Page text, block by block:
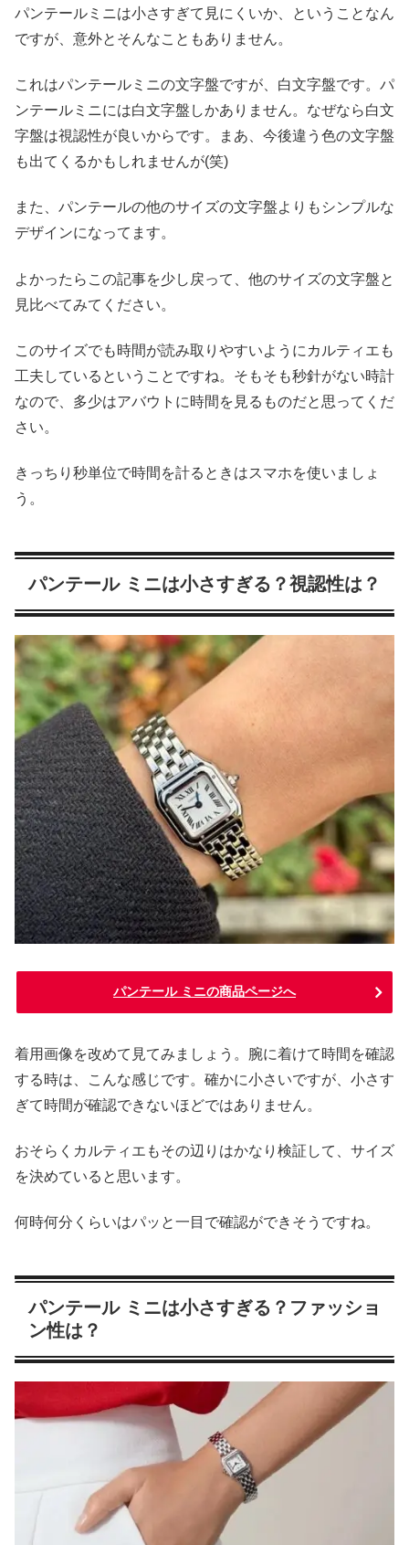
パンテールミニは小さすぎて見にくいか、ということなん
ですが、意外とそんなこともありません。
これはパンテールミニの文字盤ですが、白文字盤です。パ
ンテールミニには白文字盤しかありません。なぜなら白文
字盤は視認性が良いからです。まあ、今後違う色の文字盤
も出てくるかもしれませんが(笑)
また、パンテールの他のサイズの文字盤よりもシンプルな
デザインになってます。
よかったらこの記事を少し戻って、他のサイズの文字盤と
見比べてみてください。
このサイズでも時間が読み取りやすいようにカルティエも
工夫しているということですね。そもそも秒針がない時計
なので、多少はアバウトに時間を見るものだと思ってくだ
さい。
きっちり秒単位で時間を計るときはスマホを使いましょ
う。
パンテール ミニは小さすぎる？視認性は？
パンテール ミニの商品ページへ
着用画像を改めて見てみましょう。腕に着けて時間を確認
する時は、こんな感じです。確かに小さいですが、小さす
ぎて時間が確認できないほどではありません。
おそらくカルティエもその辺りはかなり検証して、サイズ
を決めていると思います。
何時何分くらいはパッと一目で確認ができそうですね。
パンテール ミニは小さすぎる？ファッショ
ン性は？